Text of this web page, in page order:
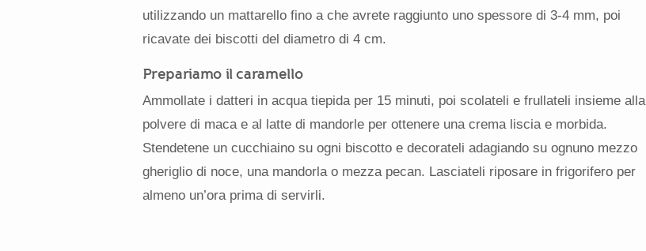
utilizzando un mattarello fino a che avrete raggiunto uno spessore di 3-4 mm, poi
ricavate dei biscotti del diametro di 4 cm.
Prepariamo il caramello
Ammollate i datteri in acqua tiepida per 15 minuti, poi scolateli e frullateli insieme alla
polvere di maca e al latte di mandorle per ottenere una crema liscia e morbida.
Stendetene un cucchiaino su ogni biscotto e decorateli adagiando su ognuno mezzo
gheriglio di noce, una mandorla o mezza pecan. Lasciateli riposare in frigorifero per
almeno un’ora prima di servirli.